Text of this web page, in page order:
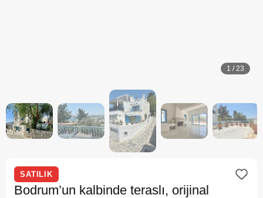
1 /23
SATILIK
Bodrum’un kalbinde teraslı, orijinal